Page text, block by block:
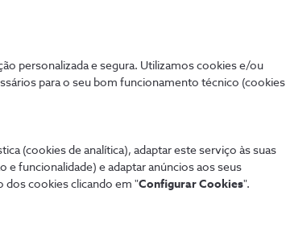
personalizada e segura. Utilizamos cookies e/ou
para o seu bom funcionamento técnico (cookies
(cookies de analítica), adaptar este serviço às suas
e funcionalidade) e adaptar anúncios aos seus
dos cookies clicando em "Configurar Cookies".
para